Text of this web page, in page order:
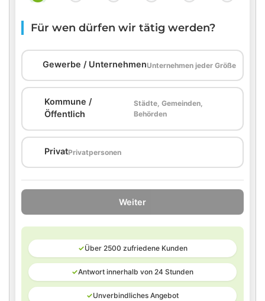
Für wen dürfen wir tätig werden?
Gewerbe / UnternehmenUnternehmen jeder Größe
Kommune /
Öffentlich
Städte, Gemeinden,
Behörden
PrivatPrivatpersonen
Weiter
✓Über 2500 zufriedene Kunden
✓Antwort innerhalb von 24 Stunden
✓Unverbindliches Angebot